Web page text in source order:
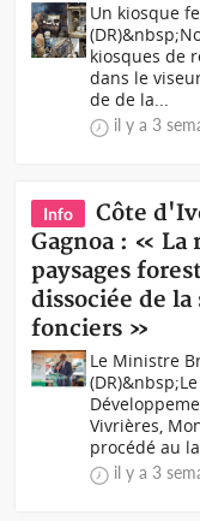
Un kiosque
kiosques de
dans le
de de la...
il y a 3
Info
Côte
Gagnoa : « La
paysages
dissociée de
fonciers »
Le Ministre
Vivrières,
procédé au
il y a 3